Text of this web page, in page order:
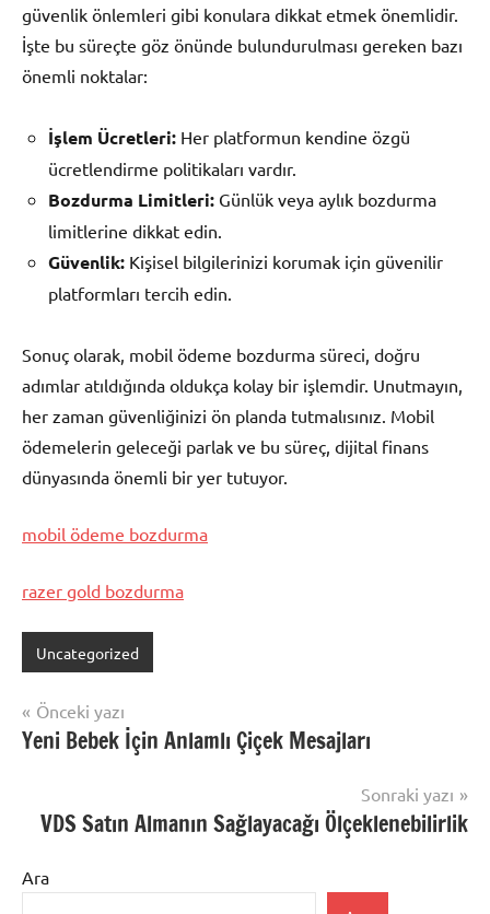
güvenlik önlemleri gibi konulara dikkat etmek önemlidir.
İşte bu süreçte göz önünde bulundurulması gereken bazı
önemli noktalar:
İşlem Ücretleri: Her platformun kendine özgü
ücretlendirme politikaları vardır.
Bozdurma Limitleri: Günlük veya aylık bozdurma
limitlerine dikkat edin.
Güvenlik: Kişisel bilgilerinizi korumak için güvenilir
platformları tercih edin.
Sonuç olarak, mobil ödeme bozdurma süreci, doğru
adımlar atıldığında oldukça kolay bir işlemdir. Unutmayın,
her zaman güvenliğinizi ön planda tutmalısınız. Mobil
ödemelerin geleceği parlak ve bu süreç, dijital finans
dünyasında önemli bir yer tutuyor.
mobil ödeme bozdurma
razer gold bozdurma
Uncategorized
Yazı
gezinmesi
Önceki yazı
Yeni Bebek İçin Anlamlı Çiçek Mesajları
Sonraki yazı
VDS Satın Almanın Sağlayacağı Ölçeklenebilirlik
Ara